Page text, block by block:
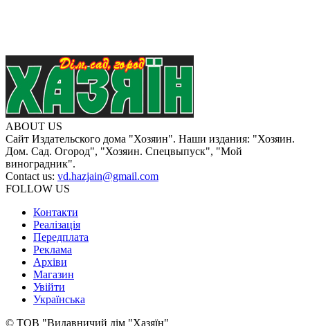
ABOUT US
Сайт Издательского дома "Хозяин". Наши издания: "Хозяин.
Дом. Сад. Огород", "Хозяин. Спецвыпуск", "Мой
виноградник".
Contact us: vd.hazjain@gmail.com
FOLLOW US
Контакти
Реалізація
Передплата
Реклама
Архіви
Магазин
Увійти
Українська
© ТОВ "Видавничий дім "Хазяїн"